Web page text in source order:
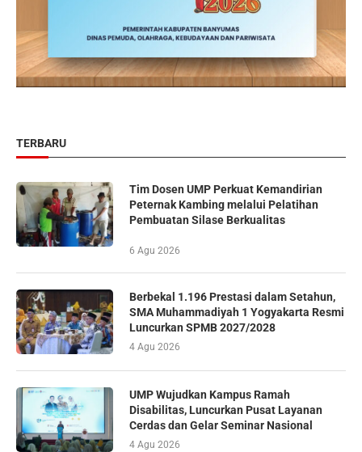
TERBARU
Tim Dosen UMP Perkuat Kemandirian
Peternak Kambing melalui Pelatihan
Pembuatan Silase Berkualitas
6 Agu 2026
Berbekal 1.196 Prestasi dalam Setahun,
SMA Muhammadiyah 1 Yogyakarta Resmi
Luncurkan SPMB 2027/2028
4 Agu 2026
UMP Wujudkan Kampus Ramah
Disabilitas, Luncurkan Pusat Layanan
Cerdas dan Gelar Seminar Nasional
4 Agu 2026